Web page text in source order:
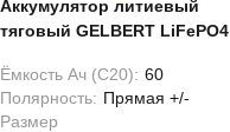
Аккумулятор литиевый
тяговый GELBERT LiFePO4
Ёмкость Ач (С20): 60
Полярность: Прямая +/-
Размер